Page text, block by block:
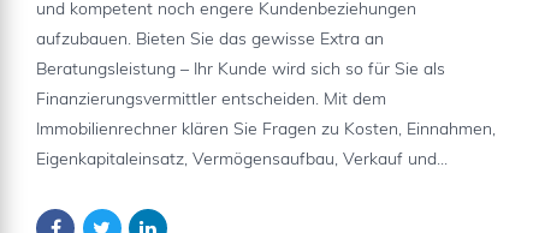
und kompetent noch engere Kundenbeziehungen
aufzubauen. Bieten Sie das gewisse Extra an
Beratungsleistung – Ihr Kunde wird sich so für Sie als
Finanzierungsvermittler entscheiden. Mit dem
Immobilienrechner klären Sie Fragen zu Kosten, Einnahmen,
Eigenkapitaleinsatz, Vermögensaufbau, Verkauf und...